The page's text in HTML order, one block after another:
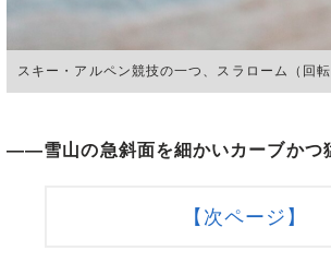
スキー・アルペン競技の一つ、スラローム（回
――雪山の急斜面を細かいカーブかつ
【次ページ】